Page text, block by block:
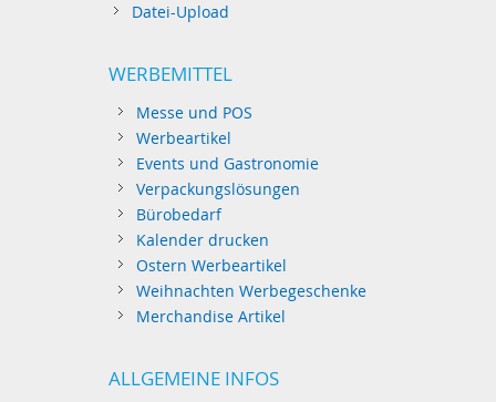
Datei-Upload
WERBEMITTEL
Messe und POS
Werbeartikel
Events und Gastronomie
Verpackungslösungen
Bürobedarf
Kalender drucken
Ostern Werbeartikel
Weihnachten Werbegeschenke
Merchandise Artikel
ALLGEMEINE INFOS